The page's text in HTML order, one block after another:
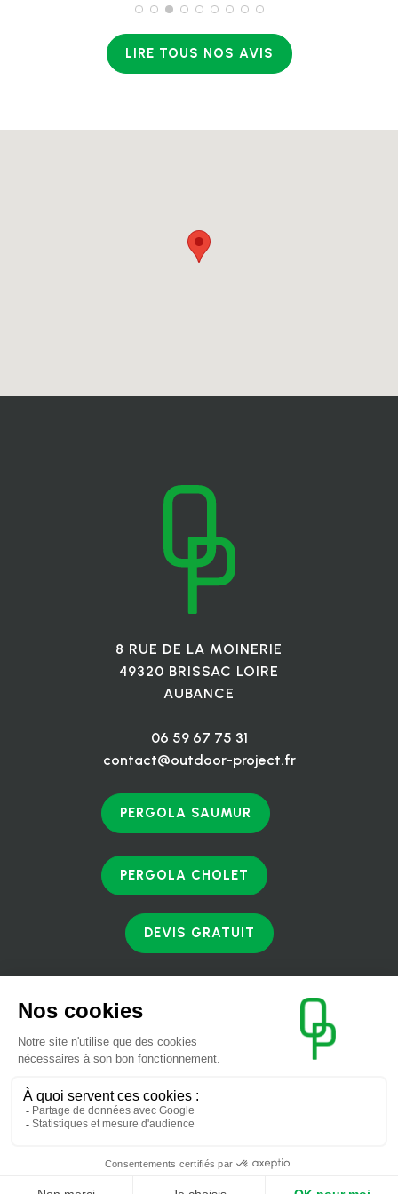
LIRE TOUS NOS AVIS
8 RUE DE LA MOINERIE
49320 BRISSAC LOIRE
AUBANCE
06 59 67 75 31
contact@outdoor-project.fr
PERGOLA SAUMUR
PERGOLA CHOLET
DEVIS GRATUIT